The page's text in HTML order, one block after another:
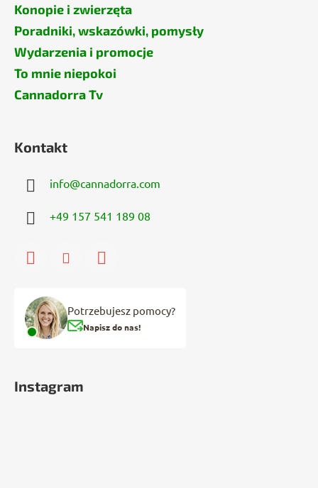
Konopie i zwierzęta
Poradniki, wskazówki, pomysły
Wydarzenia i promocje
To mnie niepokoi
Cannadorra Tv
Kontakt
info@cannadorra.com
+49 157 541 189 08
Potrzebujesz pomocy?
Napisz do nas!
Instagram